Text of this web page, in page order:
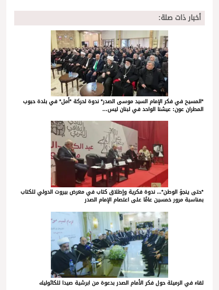
أخبار ذات صلة:
*المسيح في فكر الإمام السيد موسى الصدر* ندوة لحركة *أمل* في بلدة حبوب
المطران عون: عيشنا الواحد في لبنان ليس…
*حتى ينجوَ الوطن*... ندوة فكرية وإطلاق كتاب في معرض بيروت الدولي للكتاب
بمناسبة مرور خمسين عامًا على اعتصام الإمام الصدر
لقاء في الرميلة حول فكر الأمام الصدر بدعوة من ابرشية صيدا للكاثوليك